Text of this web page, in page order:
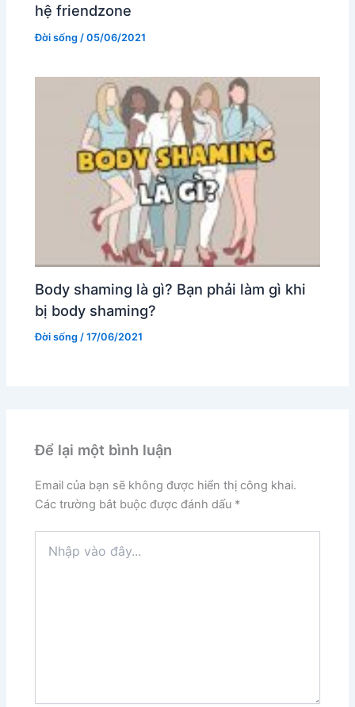
hệ friendzone
Đời sống /05/06/2021
Body shaming là gì? Bạn phải làm gì khi
bị body shaming?
Đời sống /17/06/2021
Để lại một bình luận
Email của bạn sẽ không được hiển thị công khai.
Các trường bắt buộc được đánh dấu *
vào